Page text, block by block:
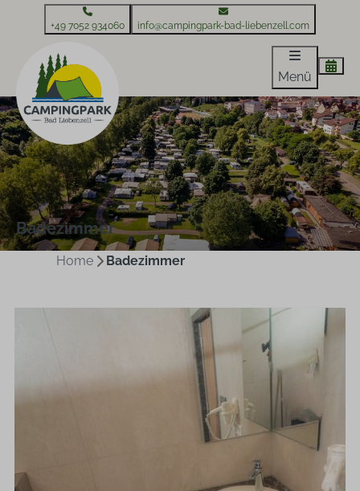
+49 7052 934060 info@campingpark-bad-liebenzell.com
Menü
Badezimmer
Home Badezimmer